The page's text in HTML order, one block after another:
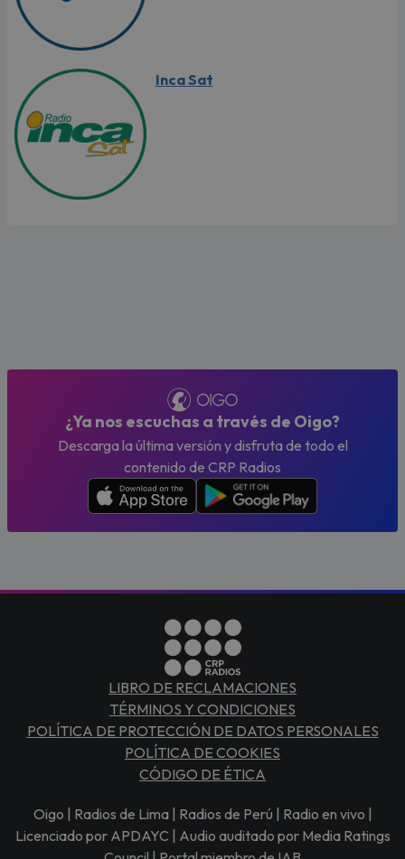
Inca Sat
¿Ya nos escuchas a través de Oigo?
Descarga la última versión y disfruta de todo el
contenido de CRP Radios
LIBRO DE RECLAMACIONES
TÉRMINOS Y CONDICIONES
POLÍTICA DE PROTECCIÓN DE DATOS PERSONALES
POLÍTICA DE COOKIES
CÓDIGO DE ÉTICA
Oigo | Radios de Lima | Radios de Perú | Radio en vivo |
Licenciado por APDAYC | Audio auditado por Media Ratings